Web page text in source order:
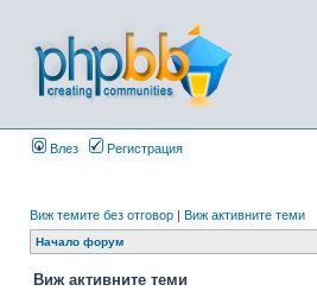
Влез Регистрация
Виж темите без отговор | Виж активните теми
Начало форум
Виж активните теми